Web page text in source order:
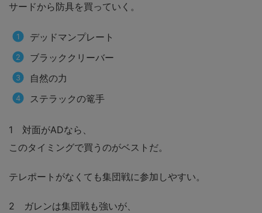
サードから防具を買っていく。
デッドマンプレート
ブラッククリーバー
自然の力
ステラックの篭手
1 対面がADなら、
このタイミングで買うのがベストだ。
テレポートがなくても集団戦に参加しやすい。
2 ガレンは集団戦も強いが、